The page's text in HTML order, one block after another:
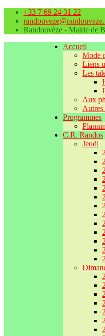
+33 7 69 24 31 22
Randouvèze - Mairie de
Accueil
Mode
Liens
Les
Aux
Autres
Programmes
C.R. Randos
Jeudi